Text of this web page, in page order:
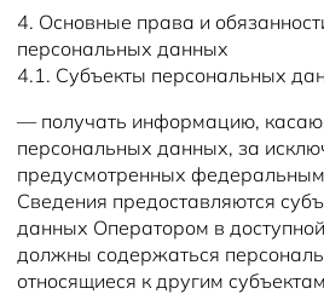
4. Основные права и
персональных данных
4.1. Субъекты персональных
— получать информацию,
персональных данных, за
предусмотренных
Сведения предоставляются
данных Оператором в
должны содержаться
относящиеся к другим